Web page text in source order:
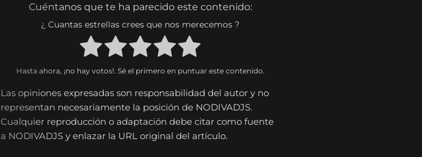
Series
Español
English
Cuéntanos que te ha parecido este contenido:
¿ Cuantas estrellas crees que nos merecemos ?
Hasta ahora, ¡no hay votos!. Sé el primero en puntuar este contenido.
Las opiniones expresadas son responsabilidad del autor y no
representan necesariamente la posición de NODIVADJS.
Cualquier reproducción o adaptación debe citar como fuente
a NODIVADJS y enlazar la URL original del artículo.